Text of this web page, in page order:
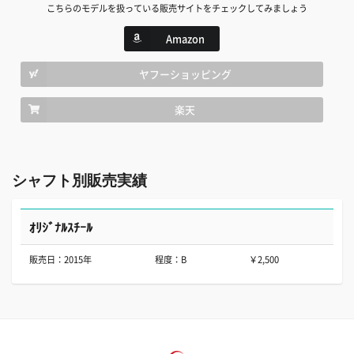
こちらのモデルを扱っている販売サイトをチェックしてみましょう
Amazon
ヤフーショッピング
楽天
シャフト別販売実績
ｵﾘｼﾞﾅﾙｽﾁｰﾙ
販売日：2015年 程度：B ￥2,500